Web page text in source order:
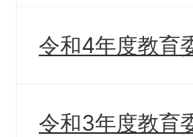
令和4年度教育
令和3年度教育